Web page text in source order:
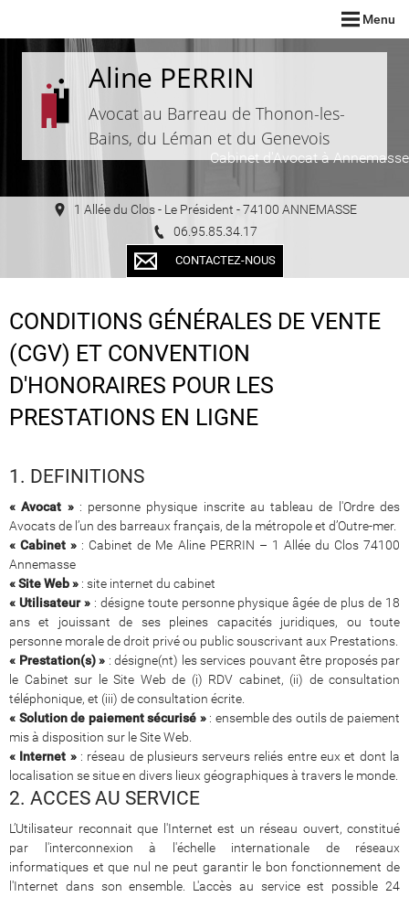
Menu
Aline PERRIN
Avocat au Barreau de Thonon-les-
Bains, du Léman et du Genevois
1 Allée du Clos - Le Président - 74100 ANNEMASSE
06.95.85.34.17
CONTACTEZ-NOUS
Cabinet d'Avocat à Annemasse
CONDITIONS GÉNÉRALES DE VENTE
(CGV) ET CONVENTION
D'HONORAIRES POUR LES
PRESTATIONS EN LIGNE
1. DEFINITIONS
« Avocat »: personne physique inscrite au tableau de l'Ordre des
Avocats de l’un des barreaux français, de la métropole et d’Outre-mer.
« Cabinet » : Cabinet de Me Aline PERRIN – 1 Allée du Clos 74100
Annemasse
« Site Web » : site internet du cabinet
« Utilisateur »: désigne toute personne physique âgée de plus de 18
ans et jouissant de ses pleines capacités juridiques, ou toute
personne morale de droit privé ou public souscrivant aux Prestations.
« Prestation(s) » : désigne(nt) les services pouvant être proposés par
le Cabinet sur le Site Web de (i) RDV cabinet, (ii) de consultation
téléphonique, et (iii) de consultation écrite.
« Solution de paiement sécurisé »: ensemble des outils de paiement
mis à disposition sur le Site Web.
« Internet »: réseau de plusieurs serveurs reliés entre eux et dont la
localisation se situe en divers lieux géographiques à travers le monde.
2. ACCES AU SERVICE
L’Utilisateur reconnait que l'Internet est un réseau ouvert, constitué
par l'interconnexion à l'échelle internationale de réseaux
informatiques et que nul ne peut garantir le bon fonctionnement de
l'Internet dans son ensemble. L'accès au service est possible 24